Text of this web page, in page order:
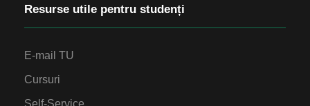
Resurse utile pentru studenți
E-mail TU
Cursuri